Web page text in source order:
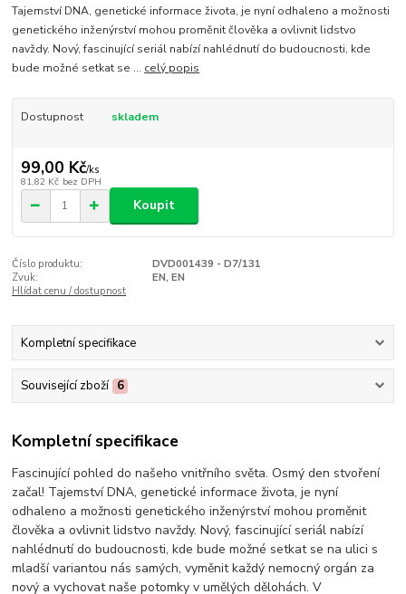
Tajemství DNA, genetické informace života, je nyní odhaleno a možnosti
genetického inženýrství mohou proměnit člověka a ovlivnit lidstvo
navždy. Nový, fascinující seriál nabízí nahlédnutí do budoucnosti, kde
bude možné setkat se ... celý popis
Dostupnost skladem
99,00 Kč/ks
81,82 Kč bez DPH
Koupit
Číslo produktu:
DVD001439 - D7/131
Zvuk:
EN, EN
Hlídat cenu / dostupnost
Kompletní specifikace
Související zboží 6
Kompletní specifikace
Fascinující pohled do našeho vnitřního světa. Osmý den stvoření
začal! Tajemství DNA, genetické informace života, je nyní
odhaleno a možnosti genetického inženýrství mohou proměnit
člověka a ovlivnit lidstvo navždy. Nový, fascinující seriál nabízí
nahlédnutí do budoucnosti, kde bude možné setkat se na ulici s
mladší variantou nás samých, vyměnit každý nemocný orgán za
nový a vychovat naše potomky v umělých dělohách. V